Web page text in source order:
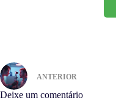
ANTERIOR
Deixe um comentário